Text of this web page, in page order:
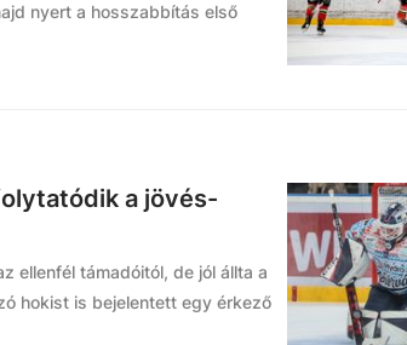
nyert a hosszabbítás első
a jövés-
ellenfél támadóitól, de jól állta a
hokist is bejelentett egy érkező